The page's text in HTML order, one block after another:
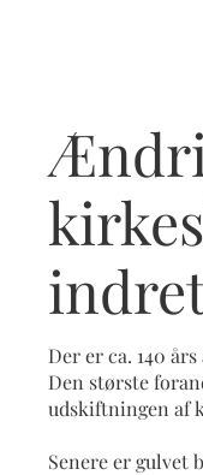
Der er ca. 140
Den største
udskiftningen af
Senere er gulvet